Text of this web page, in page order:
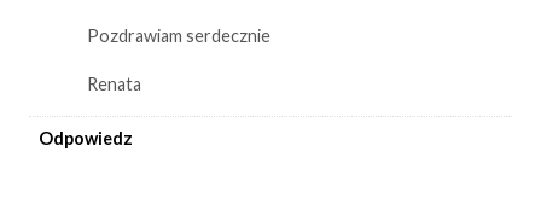
Pozdrawiam serdecznie
Renata
Odpowiedz